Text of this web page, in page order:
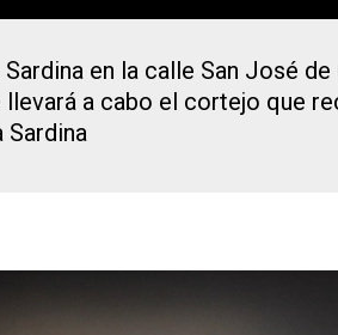
en la calle San José de
a cabo el cortejo que
Sardina